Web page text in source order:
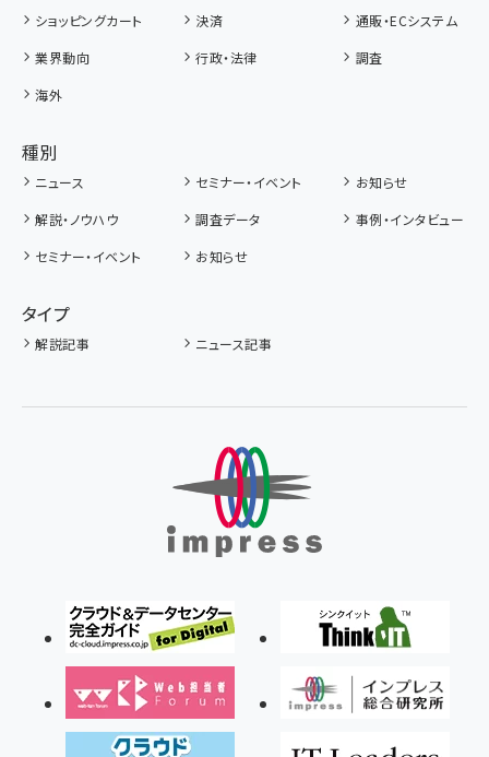
ショッピングカート
決済
通販・ECシステム
業界動向
行政・法律
調査
海外
種別
ニュース セミナー・イベント
お知らせ
解説・ノウハウ
調査データ
事例・インタビュー
セミナー・イベント
お知らせ
タイプ
解説記事 ニュース記事